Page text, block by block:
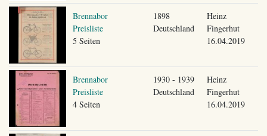
Brennabor
Preisliste
5 Seiten
1898
Deutschland
Heinz
Fingerhut
16.04.2019
Brennabor
Preisliste
4 Seiten
1930 - 1939
Deutschland
Heinz
Fingerhut
16.04.2019